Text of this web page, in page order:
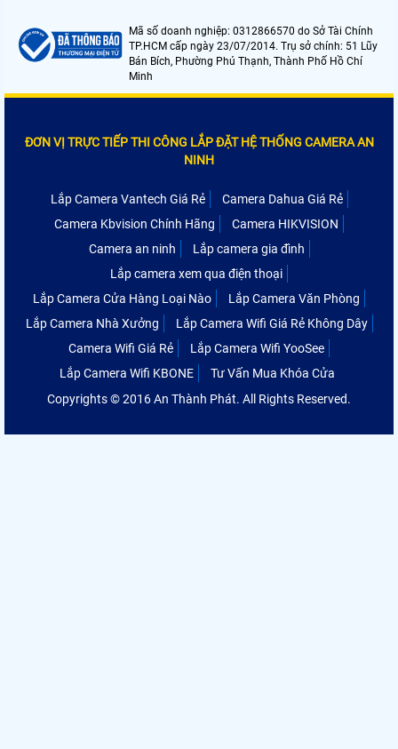
Mã số doanh nghiệp: 0312866570 do Sở Tài Chính
TP.HCM cấp ngày 23/07/2014. Trụ sở chính: 51 Lũy
Bán Bích, Phường Phú Thạnh, Thành Phố Hồ Chí
Minh
ĐƠN VỊ TRỰC TIẾP THI CÔNG LẮP ĐẶT HỆ THỐNG CAMERA AN
NINH
Lắp Camera Vantech Giá Rẻ
Camera Dahua Giá Rẻ
Camera Kbvision Chính Hãng
Camera HIKVISION
Camera an ninh
Lắp camera gia đình
Lắp camera xem qua điện thoại
Lắp Camera Cửa Hàng Loại Nào
Lắp Camera Văn Phòng
Lắp Camera Nhà Xưởng
Lắp Camera Wifi Giá Rẻ Không Dây
Camera Wifi Giá Rẻ
Lắp Camera Wifi YooSee
Lắp Camera Wifi KBONE
Tư Vấn Mua Khóa Cửa
Copyrights © 2016 An Thành Phát. All Rights Reserved.